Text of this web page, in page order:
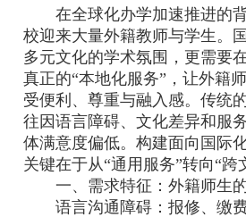
在全球化办学加速推进的背
校迎来大量外籍教师与学生。
多元文化的学术氛围，更需要
真正的“本地化服务”，让外籍
受便利、尊重与融入感。传统
往因语言障碍、文化差异和服
体满意度偏低。构建面向国际
关键在于从“通用服务”转向“跨
一、需求特征：外籍师生的
语言沟通障碍：报修、缴费